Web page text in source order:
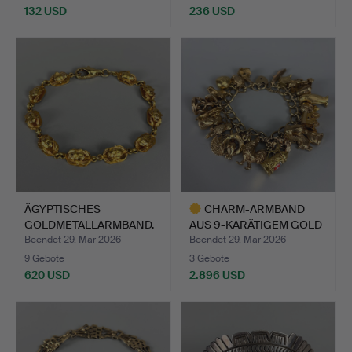
132 USD 236 USD
ÄGYPTISCHES
GOLDMETALLARMBAND.
Beendet 29. Mär 2026
9 Gebote
620 USD
CHARM-ARMBAND
AUS 9-KARÄTIGEM GOLD
MIT CHA…
Beendet 29. Mär 2026
3 Gebote
2.896 USD